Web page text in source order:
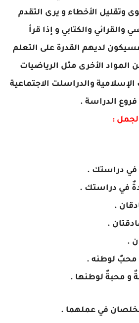
وتقليل الأخطاء و يرى التقدم
والكتابي و إذا قرأ
لديهم القدرة على التعلم
المواد الأخرى مثل الرياضيات
والدراسلت الاجتماعية
فروع الدراسة .
: